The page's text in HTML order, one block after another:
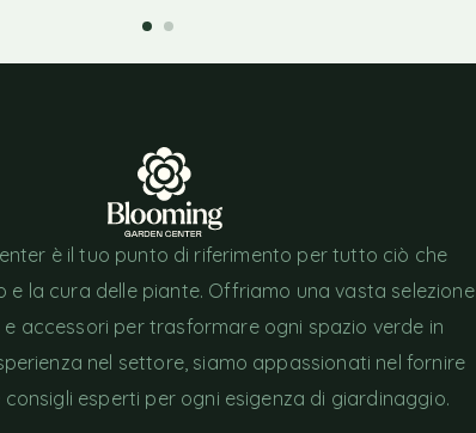
è il tuo punto di riferimento per tutto ciò che
e la cura delle piante. Offriamo una vasta selezione
accessori per trasformare ogni spazio verde in
nel settore, siamo appassionati nel fornire
esperti per ogni esigenza di giardinaggio.